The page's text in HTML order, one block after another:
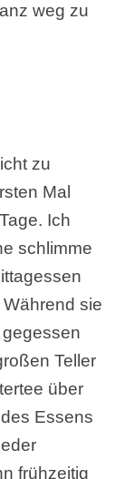
weg zu
zu
Mal
Ich
schlimme
sie
Teller
über
Essens
frühzeitig